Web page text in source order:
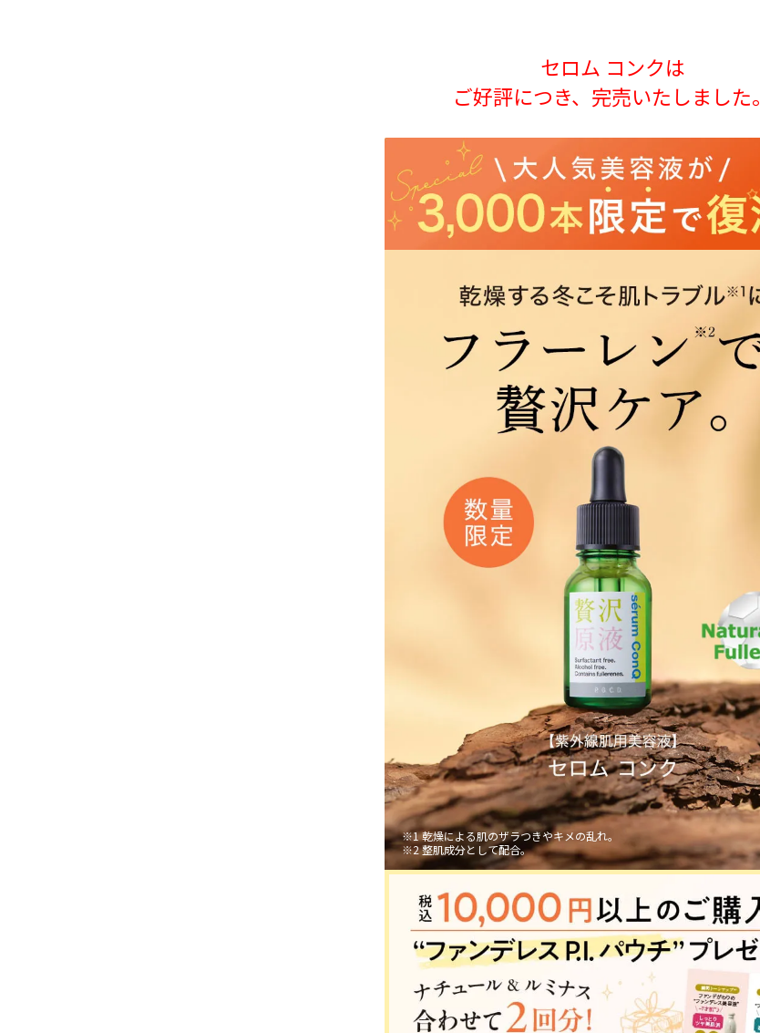
セロム コンクは
ご好評につき、完売いたしました。
※1 乾燥による肌のザラつきやキメの乱れ。
※2 整肌成分として配合。